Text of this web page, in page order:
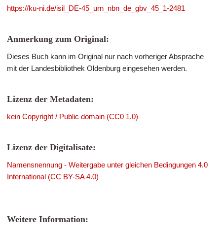
https://ku-ni.de/isil_DE-45_urn_nbn_de_gbv_45_1-2481
Anmerkung zum Original:
Dieses Buch kann im Original nur nach vorheriger Absprache
mit der Landesbibliothek Oldenburg eingesehen werden.
Lizenz der Metadaten:
kein Copyright / Public domain (CC0 1.0)
Lizenz der Digitalisate:
Namensnennung - Weitergabe unter gleichen Bedingungen 4.0
International (CC BY-SA 4.0)
Weitere Information: